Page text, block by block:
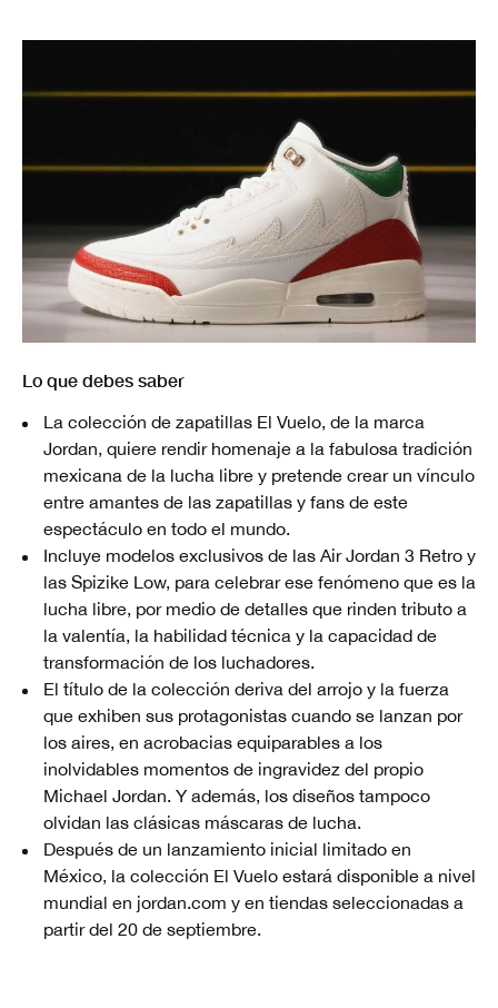
Lo que debes saber
La colección de zapatillas El Vuelo, de la marca
Jordan, quiere rendir homenaje a la fabulosa tradición
mexicana de la lucha libre y pretende crear un vínculo
entre amantes de las zapatillas y fans de este
espectáculo en todo el mundo.
Incluye modelos exclusivos de las Air Jordan 3 Retro y
las Spizike Low, para celebrar ese fenómeno que es la
lucha libre, por medio de detalles que rinden tributo a
la valentía, la habilidad técnica y la capacidad de
transformación de los luchadores.
El título de la colección deriva del arrojo y la fuerza
que exhiben sus protagonistas cuando se lanzan por
los aires, en acrobacias equiparables a los
inolvidables momentos de ingravidez del propio
Michael Jordan. Y además, los diseños tampoco
olvidan las clásicas máscaras de lucha.
Después de un lanzamiento inicial limitado en
México, la colección El Vuelo estará disponible a nivel
mundial en jordan.com y en tiendas seleccionadas a
partir del 20 de septiembre.